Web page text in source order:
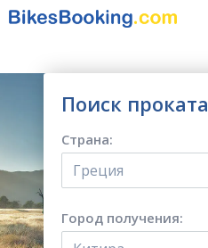
Поиск проката
Страна:
Греция
Город получения: